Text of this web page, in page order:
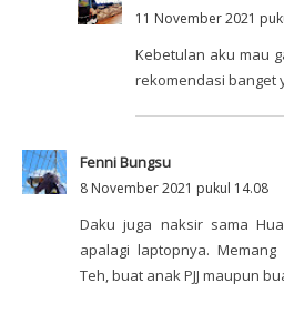
11 November 2021
Kebetulan aku mau
rekomendasi banget
Fenni Bungsu
8 November 2021 pukul 14.08
Daku juga naksir sama
apalagi laptopnya.
Teh, buat anak PJJ maupun